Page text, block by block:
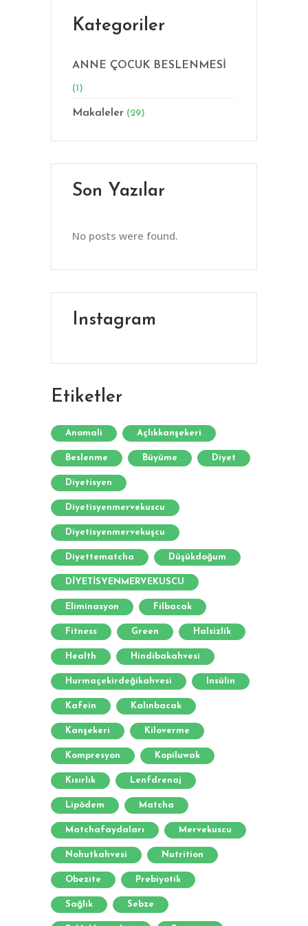
Kategoriler
ANNE ÇOCUK BESLENMESİ
(1)
Makaleler (29)
Son Yazılar
No posts were found.
Instagram
Etiketler
Anomali Açlıkkanşekeri
Beslenme Büyüme Diyet
Diyetisyen
Diyetisyenmervekuscu
Diyetisyenmervekuşcu
Diyettematcha Düşükdoğum
DİYETİSYENMERVEKUSCU
Eliminasyon Filbacak
Fitness Green Halsizlik
Health Hindibakahvesi
Hurmaçekirdeğikahvesi Insülin
Kafein Kalınbacak
Kanşekeri Kiloverme
Kompresyon Kopiluwak
Kısırlık Lenfdrenaj
Lipödem Matcha
Matchafaydaları Mervekuscu
Nohutkahvesi Nutrition
Obezite Prebiyotik
Sağlık Sebze